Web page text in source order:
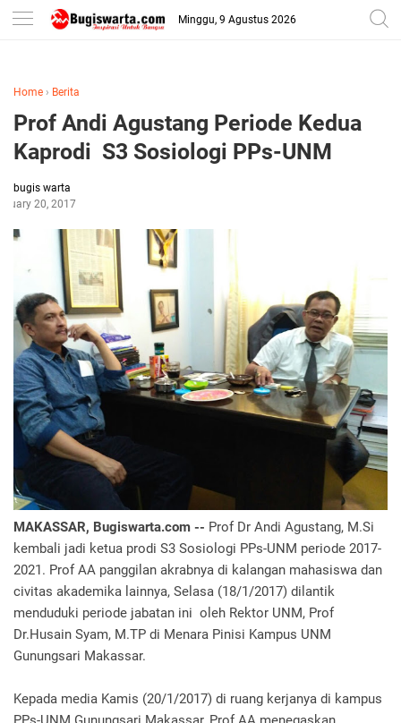
-->
Minggu, 9 Agustus 2026
Home › Berita
Prof Andi Agustang Periode Kedua
Kaprodi S3 Sosiologi PPs-UNM
bugis warta
20, 2017
MAKASSAR, Bugiswarta.com -- Prof Dr Andi Agustang, M.Si
kembali jadi ketua prodi S3 Sosiologi PPs-UNM periode 2017-
2021. Prof AA panggilan akrabnya di kalangan mahasiswa dan
civitas akademika lainnya, Selasa (18/1/2017) dilantik
menduduki periode jabatan ini oleh Rektor UNM, Prof
Dr.Husain Syam, M.TP di Menara Pinisi Kampus UNM
Gunungsari Makassar.
Kepada media Kamis (20/1/2017) di ruang kerjanya di kampus